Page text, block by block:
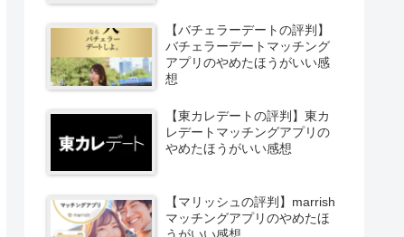
【バチェラーデートの評判】
バチェラーデートマッチング
アプリのやめたほうがいい感
想
【東カレデートの評判】東カ
レデートマッチングアプリの
やめたほうがいい感想
【マリッシュの評判】marrish
マッチングアプリのやめたほ